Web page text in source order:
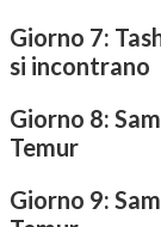
Giorno 7:
si incontrano
Giorno 8:
Temur
Giorno 9: